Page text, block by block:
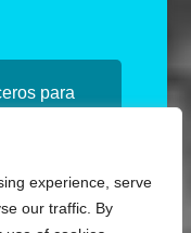
para
su uso.
Política de
experience, serve
our traffic. By